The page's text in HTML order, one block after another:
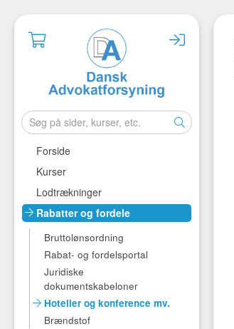
Forside
Kurser
Lodtrækninger
Rabatter og fordele
Bruttolønsordning
Rabat- og fordelsportal
Juridiske
dokumentskabeloner
Hoteller og konference mv.
Brændstof